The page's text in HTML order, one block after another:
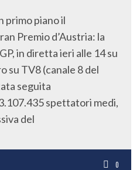
primo piano il
Premio d’Austria: la
in diretta ieri alle 14 su
su TV8 (canale 8 del
seguita
spettatori medi,
del
0